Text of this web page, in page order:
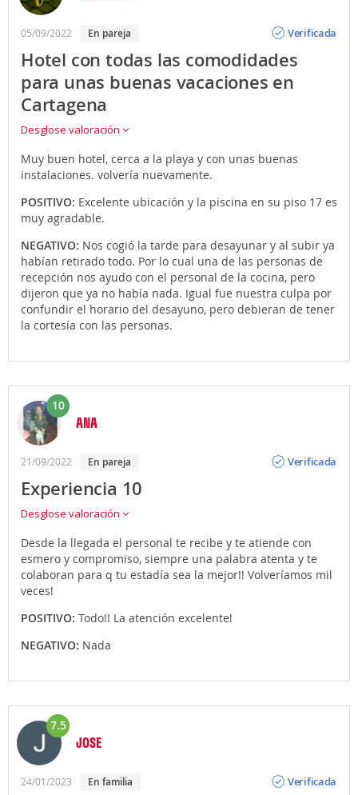
05/09/2022 en pareja
Verificada
Hotel con todas las comodidades
para unas buenas vacaciones en
Cartagena
Desglose valoración
Muy buen hotel, cerca a la playa y con unas buenas
instalaciones. volvería nuevamente.
POSITIVO: Excelente ubicación y la piscina en su piso 17 es
muy agradable.
NEGATIVO: Nos cogió la tarde para desayunar y al subir ya
habían retirado todo. Por lo cual una de las personas de
recepción nos ayudo con el personal de la cocina, pero
dijeron que ya no había nada. Igual fue nuestra culpa por
confundir el horario del desayuno, pero debieran de tener
la cortesía con las personas.
10
ANA
21/09/2022 en pareja
Verificada
Experiencia 10
Desglose valoración
Desde la llegada el personal te recibe y te atiende con
esmero y compromiso, siempre una palabra atenta y te
colaboran para q tu estadía sea la mejor!! Volveríamos mil
veces!
POSITIVO: Todo!! La atención excelente!
NEGATIVO: Nada
7.5
JOSE
24/01/2023 en familia
Verificada